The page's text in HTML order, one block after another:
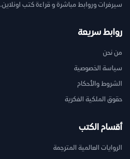
سيرفرات وروابط مباشرة و قراءة كتب اونلاين.
روابط سريعة
من نحن
سياسة الخصوصية
الشروط والأحكام
حقوق الملكية الفكرية
أقسام الكتب
الروايات العالمية المترجمة